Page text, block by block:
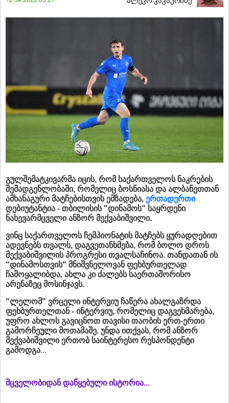
გულშემატკივარმა იცის, რომ საქართველოს ნაკრების
შემადგენლობაში, რომელიც ბოსნიასა და ალბანეთთან
ამხანაგური მატჩებისთვის ემზადება, ერთადერთი
დებიუტანტია - თბილისის "დინამოს" საყრდენი
ნახევარმცველი ანზორ მექვაბიშვილი.
ვინც საქართველოს ჩემპიონატის მატჩებს ყურადღებით
ადევნებს თვალს, დაგვეთანხმება, რომ ბოლო დროს
მექვაბიშვილის პროგრესი თვალსაჩინოა. თანდათან ის
"დინამოსთვის" მნიშვნელოვან ფეხბურთელად
ჩამოყალიბდა, ახლა კი ძალებს საერთაშორისო
არენაზეც მოსინჯავს.
"ლელომ" ვრცელი ინტერვიუ ჩაწერა ახალგაზრდა
ფეხბურთელთან - ინტერვიუ, რომელიც დაგვეხმარება,
უფრო ახლოს გავიცნოთ თავისი თაობის ერთ-ერთი
გამორჩეული მოთამაშე. უნდა ითქვას, რომ ანზორ
მექვაბიშვილი ერთობ საინტერესო რესპონდენტი
გამოდგა...
მცველობიდან დაწყებული ისტორია...